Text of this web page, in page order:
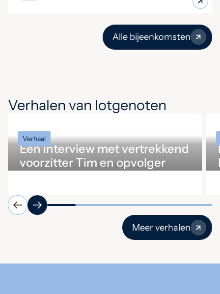
Alle bijeenkomsten
Verhalen van lotgenoten
Verhaal
Een interview met vertrekkend
voorzitter Tim en opvolger
Meer verhalen